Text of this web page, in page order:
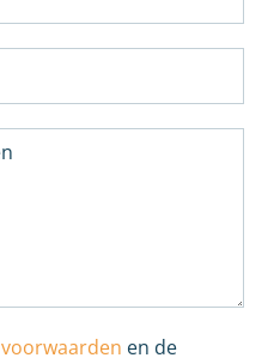
voorwaarden en de